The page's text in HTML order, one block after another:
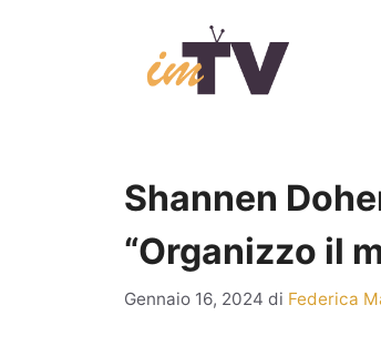
Shannen
“Organizzo il
Gennaio 16, 2024 di Federica